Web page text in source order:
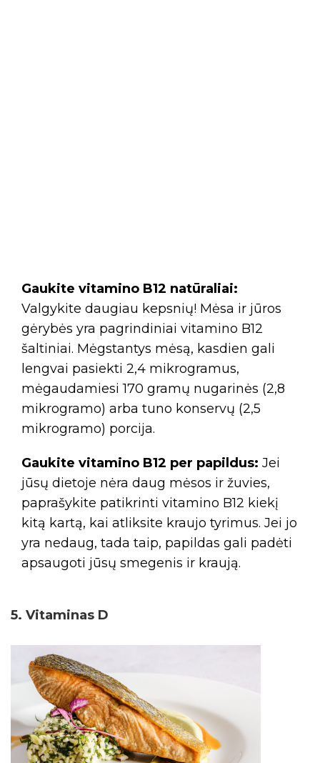
Gaukite vitamino B12 natūraliai:
Valgykite daugiau kepsnių! Mėsa ir jūros
gėrybės yra pagrindiniai vitamino B12
šaltiniai. Mėgstantys mėsą, kasdien gali
lengvai pasiekti 2,4 mikrogramus,
mėgaudamiesi 170 gramų nugarinės (2,8
mikrogramo) arba tuno konservų (2,5
mikrogramo) porcija.
Gaukite vitamino B12 per papildus: Jei
jūsų dietoje nėra daug mėsos ir žuvies,
paprašykite patikrinti vitamino B12 kiekį
kitą kartą, kai atliksite kraujo tyrimus. Jei jo
yra nedaug, tada taip, papildas gali padėti
apsaugoti jūsų smegenis ir kraują.
5. Vitaminas D